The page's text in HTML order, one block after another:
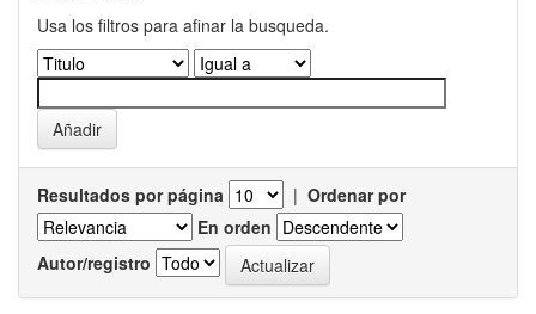
Usa los filtros para afinar la busqueda.
Resultados por página | Ordenar por
En orden
Autor/registro